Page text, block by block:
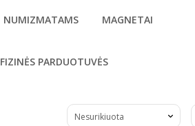
NUMIZMATAMS MAGNETAI
FIZINĖS PARDUOTUVĖS